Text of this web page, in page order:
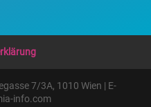
7/3A, 1010 Wien | E-
info.com